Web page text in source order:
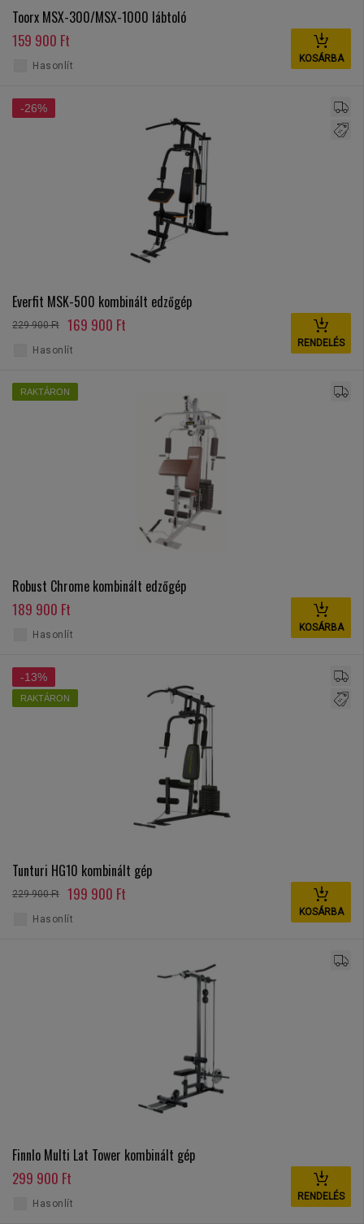
Toorx MSX-300/MSX-1000 lábtoló
159 900 Ft
KOSÁRBA
Hasonlít
-26%
Everfit MSK-500 kombinált edzőgép
229 900 Ft 169 900 Ft
RENDELÉS
Hasonlít
RAKTÁRON
Robust Chrome kombinált edzőgép
189 900 Ft
KOSÁRBA
Hasonlít
-13%
RAKTÁRON
Tunturi HG10 kombinált gép
229 900 Ft 199 900 Ft
KOSÁRBA
Hasonlít
Finnlo Multi Lat Tower kombinált gép
299 900 Ft
RENDELÉS
Hasonlít